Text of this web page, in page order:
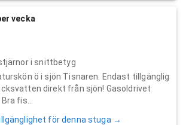
vecka
i snittbetyg
ö i sjön Tisnaren. Endast tillgänglig
direkt från sjön! Gasoldrivet
fis...
för denna stuga →